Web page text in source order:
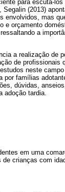
para escutá-
(2013)
mas
orçamento
a
a realização de
de
neste
por famílias
dúvidas,
adoção tardia.
em uma
crianças com